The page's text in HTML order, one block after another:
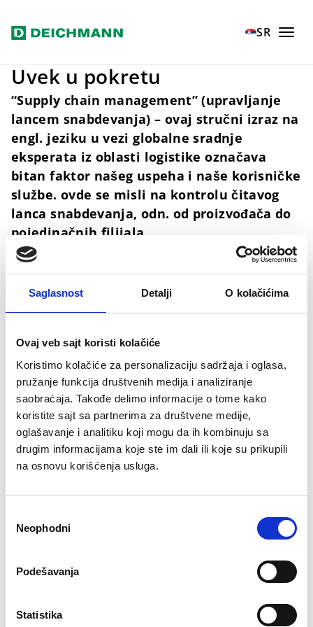
Saglasnost Detalji O kolačićima
Ovaj veb sajt koristi kolačiće
Koristimo kolačiće za personalizaciju sadržaja i oglasa,
pružanje funkcija društvenih medija i analiziranje
saobraćaja. Takođe delimo informacije o tome kako
koristite sajt sa partnerima za društvene medije,
oglašavanje i analitiku koji mogu da ih kombinuju sa
drugim informacijama koje ste im dali ili koje su prikupili
na osnovu korišćenja usluga.
сагласности
Neophodni
Podešavanja
Statistika
Прескочи на главни садржај SR
Home Naše vrednosti Logistika
Uvek u pokretu
“Supply chain management” (upravljanje
lancem snabdevanja) – ovaj stručni izraz na
engl. jeziku u vezi globalne sradnje
eksperata iz oblasti logistike označava
bitan faktor našeg uspeha i naše korisničke
službe. ovde se misli na kontrolu čitavog
lanca snabdevanja, odn. od proizvođača do
pojedinačnih filijala.
Ovim kompleksnim procesom upravljaju naši
stručni timovi koji obezbeđuju da aktuelna
moda stigne na vreme u sve prodavnice 36
prevoze od zemalja proizvođača do Evrope.
vozilom do centara za raspodelu robe (centara
za distribuciju robe) u Botropu, Fojhtvangenu,
Zoltau I Volfenu kao i do logističkih centara u